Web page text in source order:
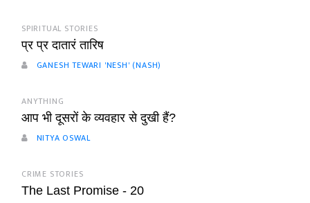
SPIRITUAL STORIES
प्र प्र दातारं तारिष
GANESH TEWARI 'NESH' (NASH)
ANYTHING
आप भी दूसरों के व्यवहार से दुखी हैं?
NITYA OSWAL
CRIME STORIES
The Last Promise - 20